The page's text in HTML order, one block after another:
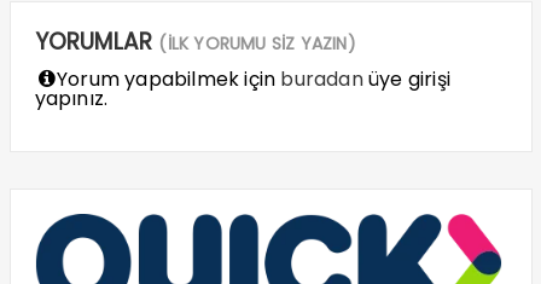
YORUMLAR (İLK YORUMU SİZ YAZIN)
Yorum yapabilmek için buradanüye girişi
yapınız.